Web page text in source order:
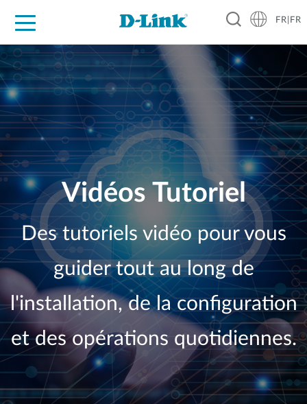
Grand Public
Entreprises
Industrie
Support
Ressources
Partenaires
FR|FR
Vidéos Tutoriel
Des tutoriels vidéo pour vous
guider tout au long de
l'installation, de la configuration
et des opérations quotidiennes.